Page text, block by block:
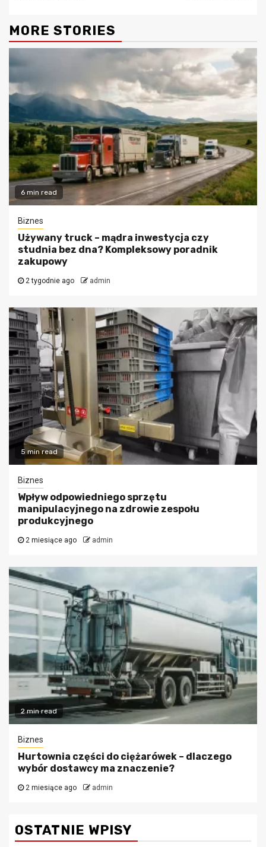
MORE STORIES
6 min read
Biznes
Używany truck – mądra inwestycja czy
studnia bez dna? Kompleksowy poradnik
zakupowy
2 tygodnie ago admin
5 min read
Biznes
Wpływ odpowiedniego sprzętu
manipulacyjnego na zdrowie zespołu
produkcyjnego
2 miesiące ago admin
2 min read
Biznes
Hurtownia części do ciężarówek – dlaczego
wybór dostawcy ma znaczenie?
2 miesiące ago admin
OSTATNIE WPISY